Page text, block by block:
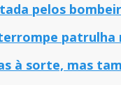
pelos
à sorte, mas